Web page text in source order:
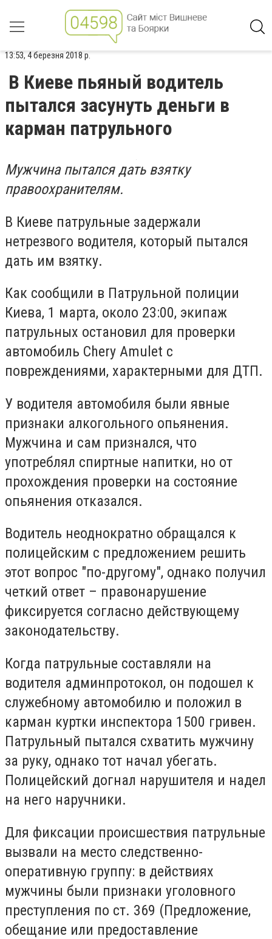
13:53, 4 березня 2018 р.
В Киеве пьяный водитель
пытался засунуть деньги в
карман патрульного
Мужчина пытался дать взятку
правоохранителям.
В Киеве патрульные задержали
нетрезвого водителя, который пытался
дать им взятку.
Как сообщили в Патрульной полиции
Киева, 1 марта, около 23:00, экипаж
патрульных остановил для проверки
автомобиль Chery Amulet с
повреждениями, характерными для ДТП.
У водителя автомобиля были явные
признаки алкогольного опьянения.
Мужчина и сам признался, что
употреблял спиртные напитки, но от
прохождения проверки на состояние
опьянения отказался.
Водитель неоднократно обращался к
полицейским с предложением решить
этот вопрос "по-другому", однако получил
четкий ответ – правонарушение
фиксируется согласно действующему
законодательству.
Когда патрульные составляли на
водителя админпротокол, он подошел к
служебному автомобилю и положил в
карман куртки инспектора 1500 гривен.
Патрульный пытался схватить мужчину
за руку, однако тот начал убегать.
Полицейский догнал нарушителя и надел
на него наручники.
Для фиксации происшествия патрульные
вызвали на место следственно-
оперативную группу: в действиях
мужчины были признаки уголовного
преступления по ст. 369 (Предложение,
обещание или предоставление